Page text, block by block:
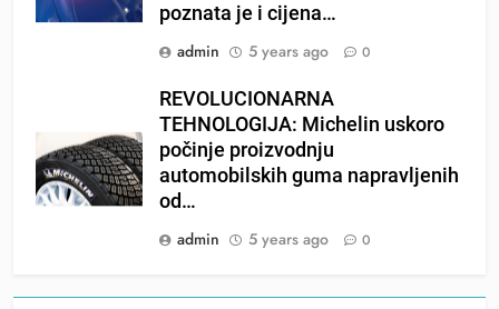
poznata je i cijena…
admin
5 years ago 0
REVOLUCIONARNA
TEHNOLOGIJA: Michelin uskoro
počinje proizvodnju
automobilskih guma napravljenih
od…
admin
5 years ago 0